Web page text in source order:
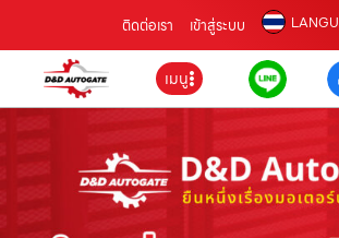
ติดต่อเรา เข้าสู่ระบบ
เมนู